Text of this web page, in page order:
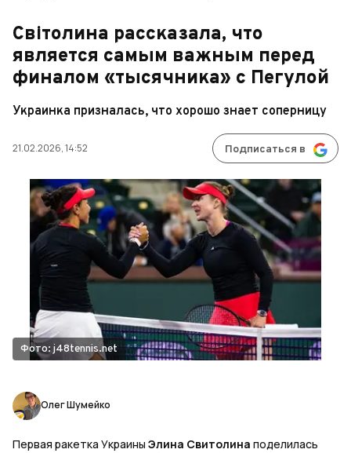
Світолина рассказала, что
является самым важным перед
финалом «тысячника» с Пегулой
Украинка призналась, что хорошо знает соперницу
21.02.2026, 14:52 Подписаться в
Фото: j48tennis.net
Олег Шумейко
Первая ракетка Украины Элина Свитолина поделилась